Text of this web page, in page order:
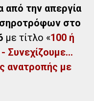
από την απεργία
στο
με τίτλο «100 ή
ανατροπής με